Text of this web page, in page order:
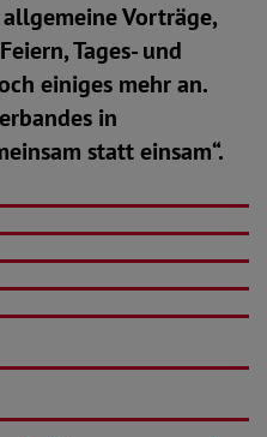
Vorträge,
Tages- und
einiges mehr an.
in
statt einsam“.